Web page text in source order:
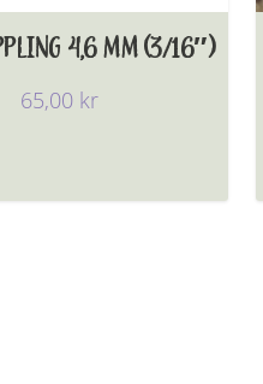
4,6 MM (3/16″)
65,00 kr